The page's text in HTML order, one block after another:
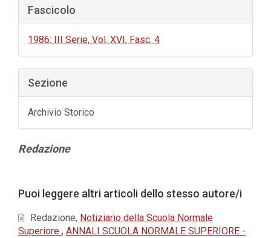
Fascicolo
1986: III Serie, Vol. XVI, Fasc. 4
Sezione
Archivio Storico
Contenuto
Redazione
dell'articolo
Puoi leggere altri articoli dello stesso autore/i
Redazione, Notiziario della Scuola Normale
Superiore , ANNALI SCUOLA NORMALE SUPERIORE -